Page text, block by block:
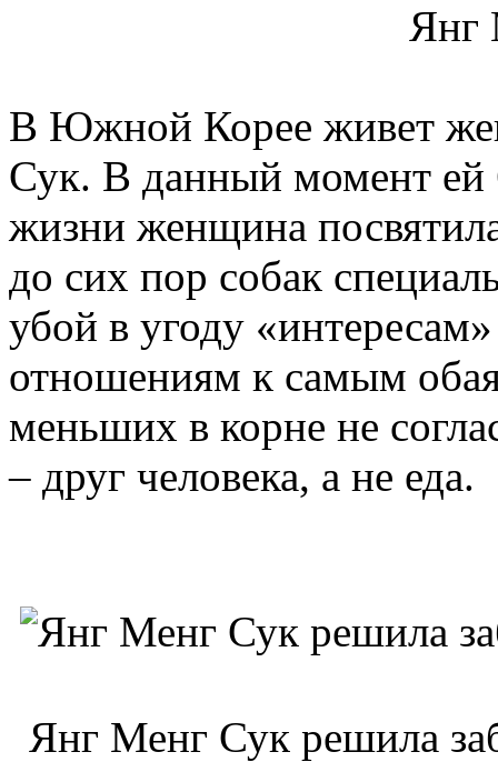
Янг
В Южной Корее живет
Сук. В данный момент ей
жизни женщина
до сих пор собак
убой в угоду
отношениям к самым
меньших в корне не
– друг человека, а не еда.
Янг Менг Сук решила